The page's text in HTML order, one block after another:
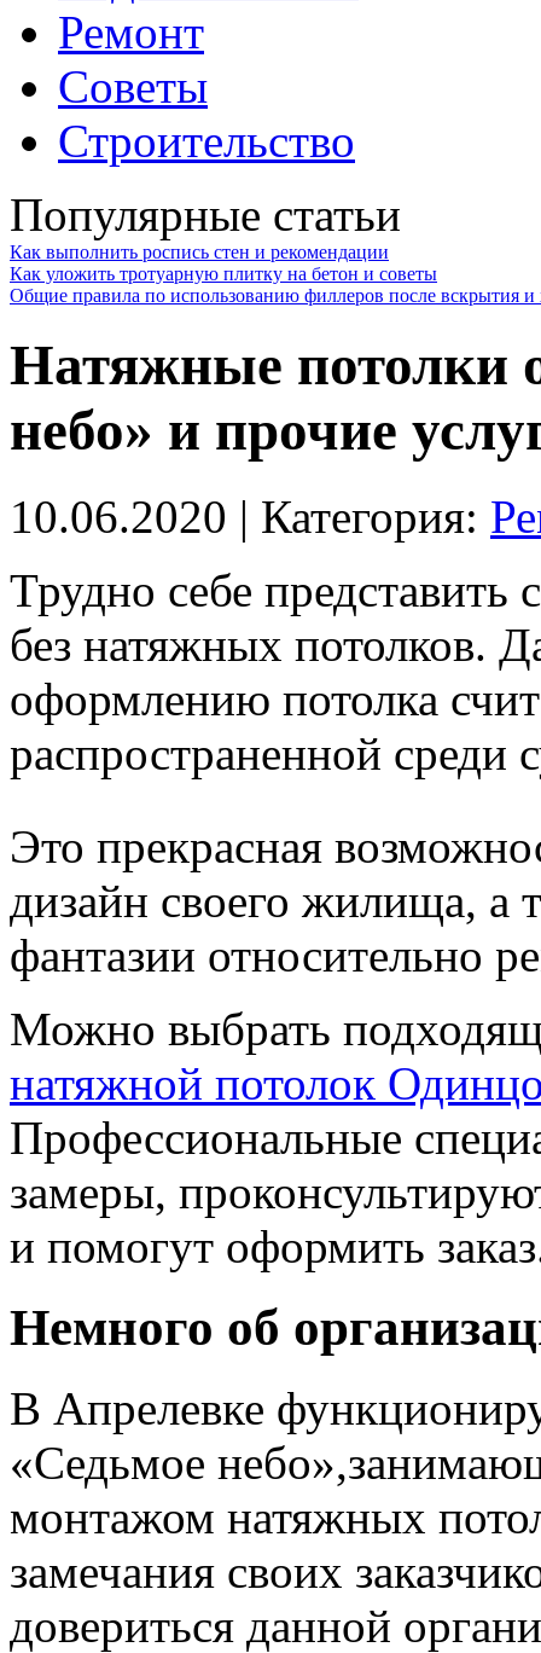
Ремонт
Советы
Строительство
Популярные статьи
Как выполнить роспись стен и рекомендации
Как уложить тротуарную плитку на бетон и советы
Общие правила по использованию филлеров после вскрытия и
Натяжные потолки
небо» и прочие
10.06.2020 | Категория:
Трудно себе
без натяжных потолков.
оформлению потолка
распространенной
Это прекрасная
дизайн своего жилища, а
фантазии относительно
Можно выбрать
натяжной потолок
Профессиональные
замеры,
и помогут оформить
Немного об
В Апрелевке
«Седьмое
монтажом натяжных
замечания своих
довериться данной